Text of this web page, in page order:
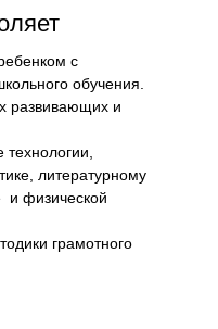
с
обучения.
развивающих и
литературному
и физической
грамотного